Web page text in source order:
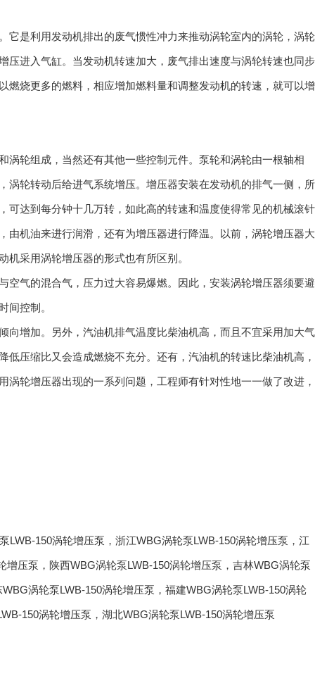
是利用发动机排出的废气惯性冲力来推动涡轮室内的涡轮，涡轮
进入气缸。当发动机转速加大，废气排出速度与涡轮转速也同步
烧更多的燃料，相应增加燃料量和调整发动机的转速，就可以增
轮组成，当然还有其他一些控制元件。泵轮和涡轮由一根轴相
轮转动后给进气系统增压。增压器安装在发动机的排气一侧，所
达到每分钟十几万转，如此高的转速和温度使得常见的机械滚针
机油来进行润滑，还有为增压器进行降温。以前，涡轮增压器大
采用涡轮增压器的形式也有所区别。
气的混合气，压力过大容易爆燃。因此，安装涡轮增压器须要避
间控制。
增加。另外，汽油机排气温度比柴油机高，而且不宜采用加大气
压缩比又会造成燃烧不充分。还有，汽油机的转速比柴油机高，
轮增压器出现的一系列问题，工程师有针对性地一一做了改进，
LWB-150涡轮增压泵 ， 浙江WBG涡轮泵LWB-150涡轮增压泵 ， 江
增压泵 ， 陕西WBG涡轮泵LWB-150涡轮增压泵 ， 吉林WBG涡轮泵
WBG涡轮泵LWB-150涡轮增压泵 ， 福建WBG涡轮泵LWB-150涡轮
150涡轮增压泵 ， 湖北WBG涡轮泵LWB-150涡轮增压泵